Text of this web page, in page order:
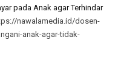
pada Anak agar Terhindar
nawalamedia.id/dosen-
anak-agar-tidak-